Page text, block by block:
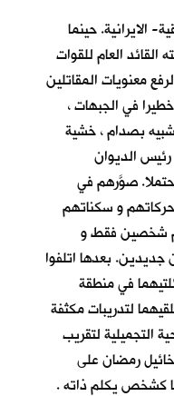
الايرانية. حينما
العام للقوات
معنويات المقاتلين
في الجبهات ،
بصدام ، خشية
الديوان
صوَّرهم في
و سكناتهم
شخصين فقط و
جديدين. بعدها اتلفوا
في منطقة
لتدريبات مكثفة
التجميلية لتقريب
رمضان على
كشخص يكلم ذاته .